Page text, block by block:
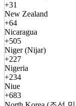
+31
New Zealand
+64
Nicaragua
+505
Niger (Nijar)
+227
Nigeria
+234
Niue
+683